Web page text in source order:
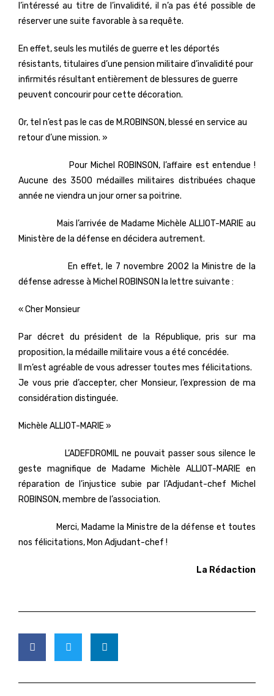
l’intéressé au titre de l’invalidité, il n’a pas été possible de
réserver une suite favorable à sa requête.
En effet, seuls les mutilés de guerre et les déportés
résistants, titulaires d’une pension militaire d’invalidité pour
infirmités résultant entièrement de blessures de guerre
peuvent concourir pour cette décoration.
Or, tel n’est pas le cas de M.ROBINSON, blessé en service au
retour d’une mission. »
Pour Michel ROBINSON, l’affaire est entendue !
Aucune des 3500 médailles militaires distribuées chaque
année ne viendra un jour orner sa poitrine.
Mais l’arrivée de Madame Michèle ALLIOT-MARIE au
Ministère de la défense en décidera autrement.
En effet, le 7 novembre 2002 la Ministre de la
défense adresse à Michel ROBINSON la lettre suivante :
« Cher Monsieur
Par décret du président de la République, pris sur ma
proposition, la médaille militaire vous a été concédée.
Il m’est agréable de vous adresser toutes mes félicitations.
Je vous prie d’accepter, cher Monsieur, l’expression de ma
considération distinguée.
Michèle ALLIOT-MARIE »
L’ADEFDROMIL ne pouvait passer sous silence le
geste magnifique de Madame Michèle ALLIOT-MARIE en
réparation de l’injustice subie par l’Adjudant-chef Michel
ROBINSON, membre de l’association.
Merci, Madame la Ministre de la défense et toutes
nos félicitations, Mon Adjudant-chef !
La Rédaction